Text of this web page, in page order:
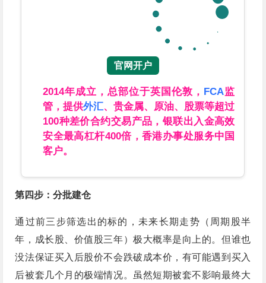
官网开户
2014年成立，总部位于英国伦敦， FCA监
管，提供外汇、贵金属、原油、股票等超过
100种差价合约交易产品，银联出入金高效
安全最高杠杆400倍，香港办事处服务中国
客户。
第四步：分批建仓
通过前三步筛选出的标的，未来长期走势（周期股半
年，成长股、价值股三年）极大概率是向上的。但谁也
没法保证买入后股价不会跌破成本价，有可能遇到买入
后被套几个月的极端情况。虽然短期被套不影响最终大